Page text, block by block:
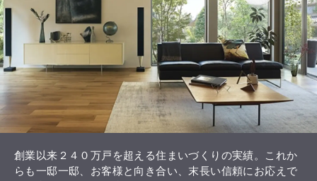
創業以来２４０万戸を超える住まいづくりの実績。これか
らも一邸一邸、お客様と向き合い、末長い信頼にお応えで